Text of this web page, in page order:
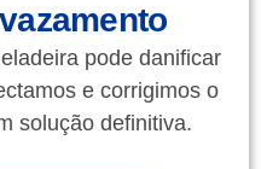
pode danificar
e corrigimos o
solução definitiva.